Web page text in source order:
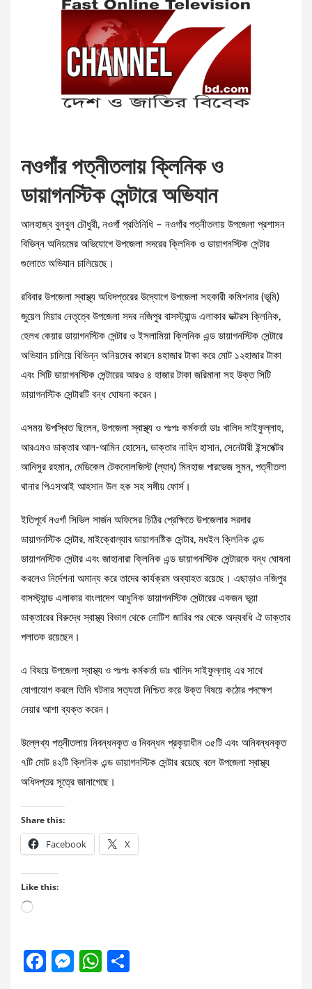
নওগাঁর পত্নীতলায় ক্লিনিক ও
ডায়াগনস্টিক সেন্টারে অভিযান
আলহাজ্ব বুলবুল চৌধুরী, নওগাঁ প্রতিনিধি – নওগাঁর পত্নীতলায় উপজেলা প্রশাসন
বিভিন্ন অনিয়মের অভিযোগে উপজেলা সদরের ক্লিনিক ও ডায়াগনস্টিক সেন্টার
গুলোতে অভিযান চালিয়েছে।
রবিবার উপজেলা স্বাস্থ্য অধিদপ্তরের উদ্যোগে উপজেলা সহকারী কমিশনার (ভূমি)
জুয়েল মিয়ার নেতৃত্বে উপজেলা সদর নজিপুর বাসস্ট্যান্ড এলাকার ডক্টরস ক্লিনিক,
হেলথ কেয়ার ডায়াগনস্টিক সেন্টার ও ইসলামিয়া ক্লিনিক এন্ড ডায়াগনস্টিক সেন্টারে
অভিযান চালিয়ে বিভিন্ন অনিয়মের কারনে ৪হাজার টাকা করে মোট ১২হাজার টাকা
এবং সিটি ডায়াগনস্টিক সেন্টারের আরও ৪ হাজার টাকা জরিমানা সহ উক্ত সিটি
ডায়াগনস্টিক সেন্টারটি বন্ধ ঘোষনা করেন।
এসময় উপস্থিত ছিলেন, উপজেলা স্বাস্থ্য ও পঃপঃ কর্মকর্তা ডাঃ খালিদ সাইফুল্লাহ,
আরএমও ডাক্তার আল-আমিন হোসেন, ডাক্তার নাহিদ হাসান, সেনেটারী ইন্সপেক্টর
আনিসুর রহমান, মেডিকেল টেকনোলজিস্ট (ল্যাব) মিনহাজ পারভেজ সুমন, পত্নীতলা
থানার পিএসআই আহসান উল হক সহ সঙ্গীয় ফোর্স।
ইতিপূর্বে নওগাঁ সিভিল সার্জন অফিসের চিঠির প্রেক্ষিতে উপজেলার সরদার
ডায়াগনস্টিক সেন্টার, মাইক্রোল্যাব ডায়াগনষ্টিক সেন্টার, মধইল ক্লিনিক এন্ড
ডায়াগনস্টিক সেন্টার এবং জাহানারা ক্লিনিক এন্ড ডায়াগনস্টিক সেন্টারকে বন্ধ ঘোষনা
করলেও নির্দেশনা অমান্য করে তাদের কার্যক্রম অব্যাহত রয়েছে। এছাড়াও নজিপুর
বাসস্ট্যান্ড এলাকার বাংলাদেশ আধুনিক ডায়াগনস্টিক সেন্টারের একজন ভূয়া
ডাক্তারের বিরুদ্ধে স্বাস্থ্য বিভাগ থেকে নোটিশ জারির পর থেকে অদ্যবধি ঐ ডাক্তার
পলাতক রয়েছেন।
এ বিষয়ে উপজেলা স্বাস্থ্য ও পঃপঃ কর্মকর্তা ডাঃ খালিদ সাইফুল্লাহ্ এর সাথে
যোগাযোগ করলে তিনি ঘটনার সত্যতা নিশ্চিত করে উক্ত বিষয়ে কঠোর পদক্ষেপ
নেয়ার আশা ব্যক্ত করেন।
উল্লেখ্য পত্নীতলায় নিবন্ধনকৃত ও নিবন্ধন প্রকৃয়াধীন ৩৫টি এবং অনিবন্ধনকৃত
৭টি মোট ৪২টি ক্লিনিক এন্ড ডায়াগনস্টিক সেন্টার রয়েছে বলে উপজেলা স্বাস্থ্য
অধিদপ্তর সূত্রে জানাগেছে।
Share this:
Facebook X
Like this:
Loading…
F
M
W